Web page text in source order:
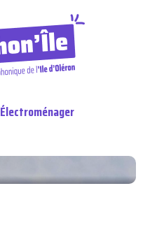
Électroménager